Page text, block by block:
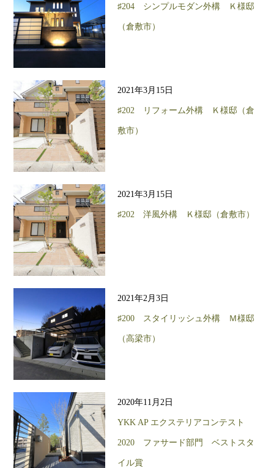
♯204 シンプルモダン外構 Ｋ様邸
（倉敷市）
2021年3月15日
♯202 リフォーム外構 Ｋ様邸（倉
敷市）
2021年3月15日
♯202 洋風外構 Ｋ様邸（倉敷市）
2021年2月3日
♯200 スタイリッシュ外構 Ｍ様邸
（高梁市）
2020年11月2日
YKK AP エクステリアコンテスト
2020 ファサード部門 ベストスタ
イル賞